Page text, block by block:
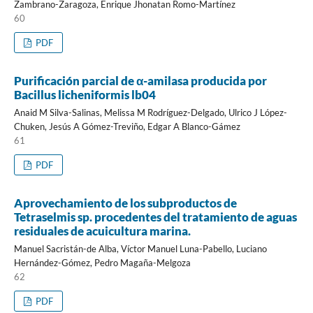
Zambrano-Zaragoza, Enrique Jhonatan Romo-Martínez
60
PDF
Purificación parcial de α-amilasa producida por
Bacillus licheniformis lb04
Anaid M Silva-Salinas, Melissa M Rodríguez-Delgado, Ulrico J López-
Chuken, Jesús A Gómez-Treviño, Edgar A Blanco-Gámez
61
PDF
Aprovechamiento de los subproductos de
Tetraselmis sp. procedentes del tratamiento de aguas
residuales de acuicultura marina.
Manuel Sacristán-de Alba, Víctor Manuel Luna-Pabello, Luciano
Hernández-Gómez, Pedro Magaña-Melgoza
62
PDF